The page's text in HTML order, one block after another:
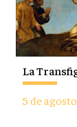
La
5 de